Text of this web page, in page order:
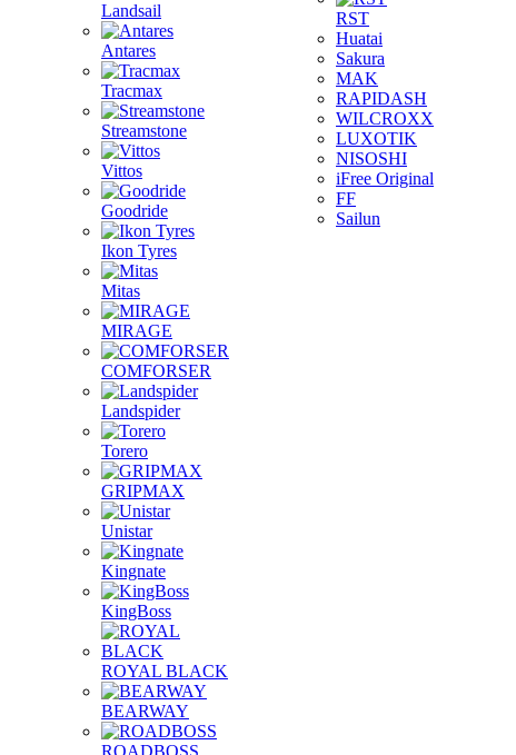
Landsail
Antares
Tracmax
Streamstone
Vittos
Goodride
Ikon Tyres
Mitas
MIRAGE
COMFORSER
Landspider
Torero
GRIPMAX
Unistar
Kingnate
KingBoss
ROYAL BLACK
BEARWAY
ROADBOSS
RST
Huatai
Sakura
MAK
RAPIDASH
WILCROXX
LUXOTIK
NISOSHI
iFree Original
FF
Sailun